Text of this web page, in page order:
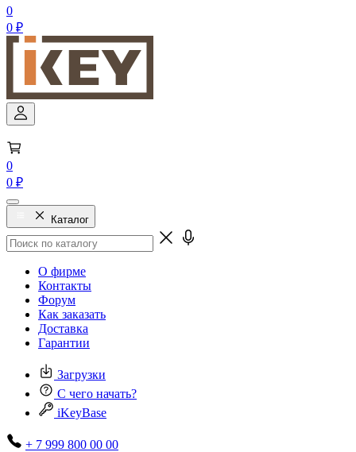
0
0 ₽
0
0 ₽
Каталог
О фирме
Контакты
Форум
Как заказать
Доставка
Гарантии
Загрузки
С чего начать?
iKeyBase
+ 7 999 800 00 00